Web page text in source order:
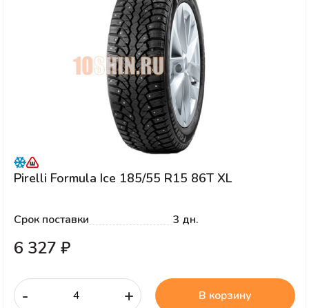
Pirelli Formula Ice 185/55 R15 86T XL
Срок поставки 3 дн.
6 327 ₽
- + В корзину